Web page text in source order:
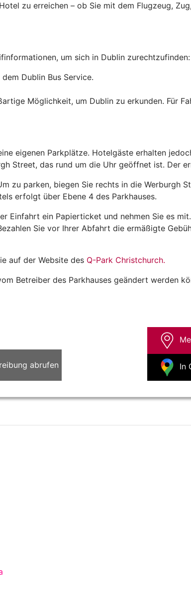
zu erreichen – ob Sie mit dem Flugzeug,
um sich in Dublin zurechtzufinden:
Dublin Bus Service.
Möglichkeit, um Dublin zu erkunden. Für
eigenen Parkplätze. Hotelgäste erhalten
Street, das rund um die Uhr geöffnet ist. Der
zu parken, biegen Sie rechts in die Werburgh
erfolgt über Ebene 4 des Parkhauses.
Einfahrt ein Papierticket und nehmen Sie es
Sie vor Ihrer Abfahrt die ermäßigte
auf der Website des Q-Park Christchurch.
Betreiber des Parkhauses geändert werden
abrufen In